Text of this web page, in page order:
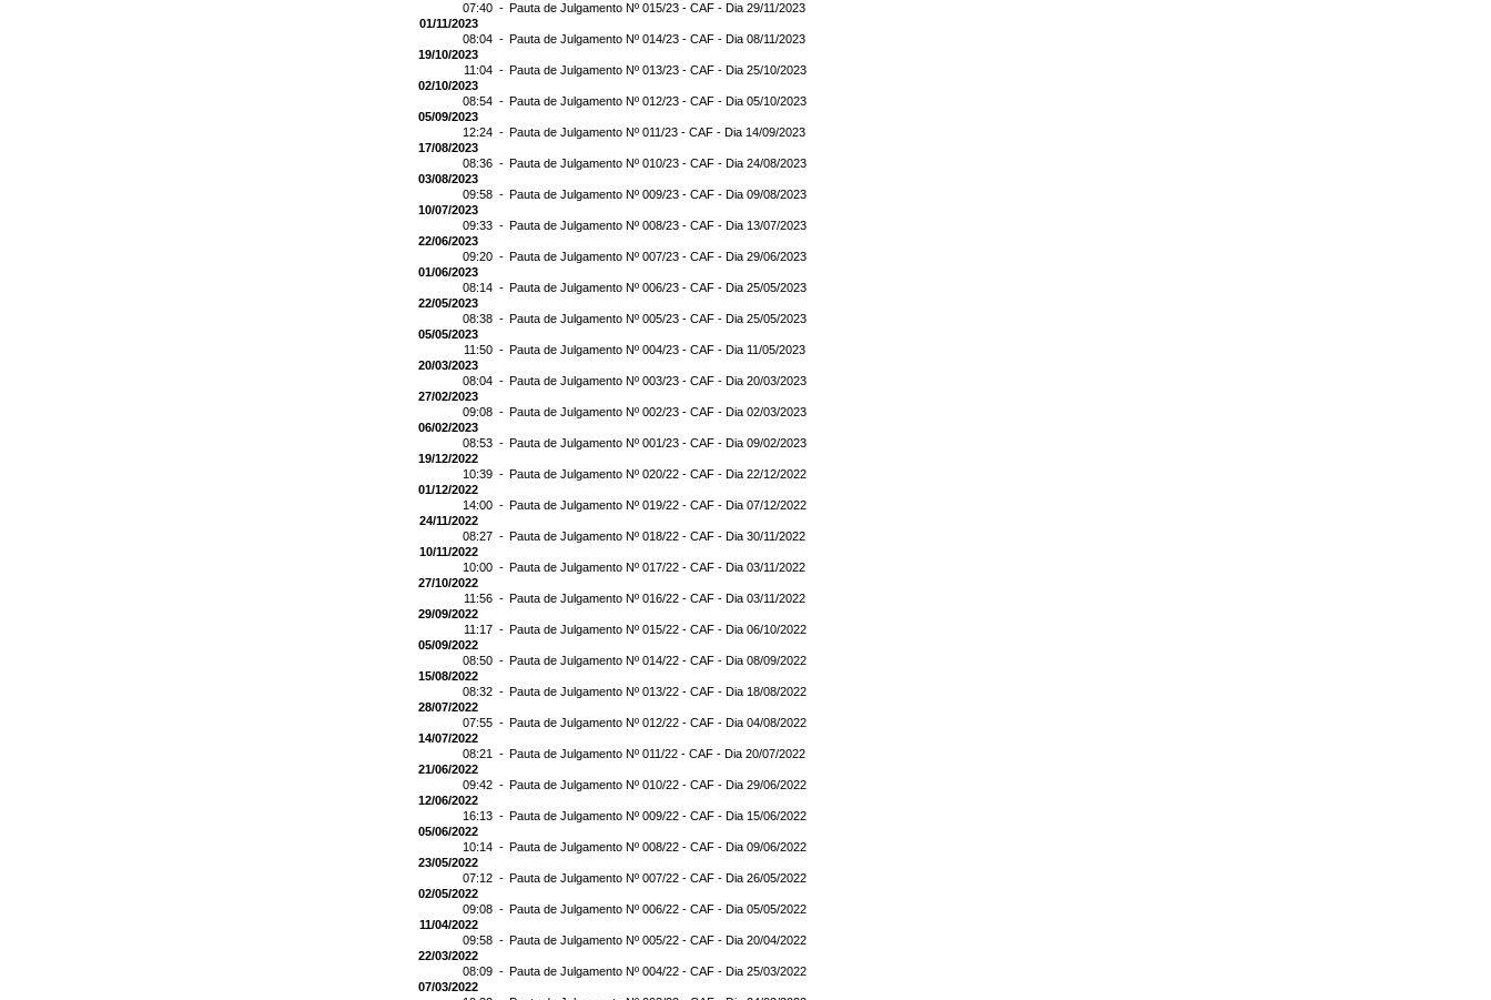
07:40 - Pauta de Julgamento Nº 015/23 - CAF - Dia 29/11/2023
01/11/2023
08:04 - Pauta de Julgamento Nº 014/23 - CAF - Dia 08/11/2023
19/10/2023
11:04 - Pauta de Julgamento Nº 013/23 - CAF - Dia 25/10/2023
02/10/2023
08:54 - Pauta de Julgamento Nº 012/23 - CAF - Dia 05/10/2023
05/09/2023
12:24 - Pauta de Julgamento Nº 011/23 - CAF - Dia 14/09/2023
17/08/2023
08:36 - Pauta de Julgamento Nº 010/23 - CAF - Dia 24/08/2023
03/08/2023
09:58 - Pauta de Julgamento Nº 009/23 - CAF - Dia 09/08/2023
10/07/2023
09:33 - Pauta de Julgamento Nº 008/23 - CAF - Dia 13/07/2023
22/06/2023
09:20 - Pauta de Julgamento Nº 007/23 - CAF - Dia 29/06/2023
01/06/2023
08:14 - Pauta de Julgamento Nº 006/23 - CAF - Dia 25/05/2023
22/05/2023
08:38 - Pauta de Julgamento Nº 005/23 - CAF - Dia 25/05/2023
05/05/2023
11:50 - Pauta de Julgamento Nº 004/23 - CAF - Dia 11/05/2023
20/03/2023
08:04 - Pauta de Julgamento Nº 003/23 - CAF - Dia 20/03/2023
27/02/2023
09:08 - Pauta de Julgamento Nº 002/23 - CAF - Dia 02/03/2023
06/02/2023
08:53 - Pauta de Julgamento Nº 001/23 - CAF - Dia 09/02/2023
19/12/2022
10:39 - Pauta de Julgamento Nº 020/22 - CAF - Dia 22/12/2022
01/12/2022
14:00 - Pauta de Julgamento Nº 019/22 - CAF - Dia 07/12/2022
24/11/2022
08:27 - Pauta de Julgamento Nº 018/22 - CAF - Dia 30/11/2022
10/11/2022
10:00 - Pauta de Julgamento Nº 017/22 - CAF - Dia 03/11/2022
27/10/2022
11:56 - Pauta de Julgamento Nº 016/22 - CAF - Dia 03/11/2022
29/09/2022
11:17 - Pauta de Julgamento Nº 015/22 - CAF - Dia 06/10/2022
05/09/2022
08:50 - Pauta de Julgamento Nº 014/22 - CAF - Dia 08/09/2022
15/08/2022
08:32 - Pauta de Julgamento Nº 013/22 - CAF - Dia 18/08/2022
28/07/2022
07:55 - Pauta de Julgamento Nº 012/22 - CAF - Dia 04/08/2022
14/07/2022
08:21 - Pauta de Julgamento Nº 011/22 - CAF - Dia 20/07/2022
21/06/2022
09:42 - Pauta de Julgamento Nº 010/22 - CAF - Dia 29/06/2022
12/06/2022
16:13 - Pauta de Julgamento Nº 009/22 - CAF - Dia 15/06/2022
05/06/2022
10:14 - Pauta de Julgamento Nº 008/22 - CAF - Dia 09/06/2022
23/05/2022
07:12 - Pauta de Julgamento Nº 007/22 - CAF - Dia 26/05/2022
02/05/2022
09:08 - Pauta de Julgamento Nº 006/22 - CAF - Dia 05/05/2022
11/04/2022
09:58 - Pauta de Julgamento Nº 005/22 - CAF - Dia 20/04/2022
22/03/2022
08:09 - Pauta de Julgamento Nº 004/22 - CAF - Dia 25/03/2022
07/03/2022